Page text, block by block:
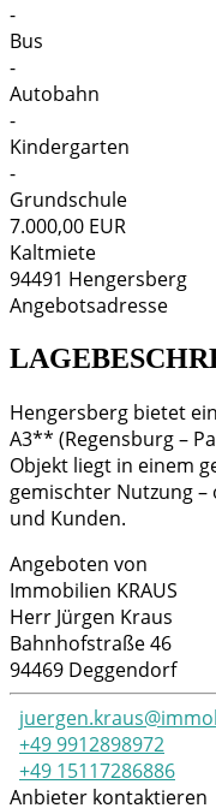
-
Bus
-
Autobahn
-
Kindergarten
-
Grundschule
7.000,00 EUR
Kaltmiete
94491 Hengersberg
Angebotsadresse
Hengersberg bietet
A3** (Regensburg –
Objekt liegt in einem
gemischter Nutzung
und Kunden.
Angeboten von
Immobilien KRAUS
Herr Jürgen Kraus
Bahnhofstraße46
94469 Deggendorf
+49 9912898972
+49 15117286886
Anbieter kontaktieren